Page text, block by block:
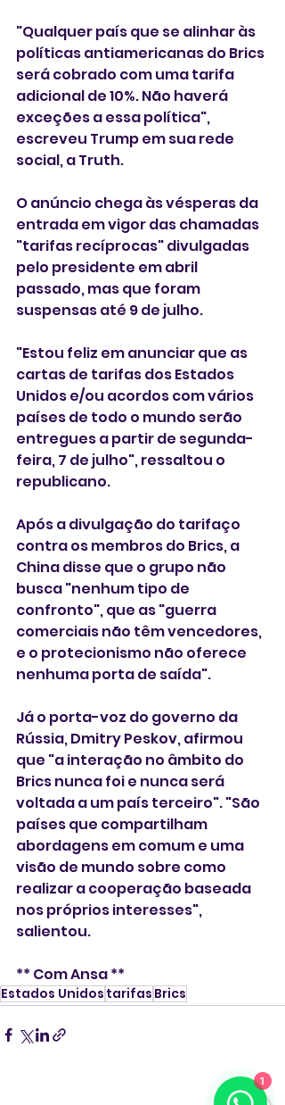
"Qualquer país que se alinhar às
políticas antiamericanas do Brics
será cobrado com uma tarifa
adicional de 10%. Não haverá
exceções a essa política",
escreveu Trump em sua rede
social, a Truth.
O anúncio chega às vésperas da
entrada em vigor das chamadas
"tarifas recíprocas" divulgadas
pelo presidente em abril
passado, mas que foram
suspensas até 9 de julho.
"Estou feliz em anunciar que as
cartas de tarifas dos Estados
Unidos e/ou acordos com vários
países de todo o mundo serão
entregues a partir de segunda-
feira, 7 de julho", ressaltou o
republicano.
Após a divulgação do tarifaço
contra os membros do Brics, a
China disse que o grupo não
busca "nenhum tipo de
confronto", que as "guerra
comerciais não têm vencedores,
e o protecionismo não oferece
nenhuma porta de saída".
Já o porta-voz do governo da
Rússia, Dmitry Peskov, afirmou
que "a interação no âmbito do
Brics nunca foi e nunca será
voltada a um país terceiro". "São
países que compartilham
abordagens em comum e uma
visão de mundo sobre como
realizar a cooperação baseada
nos próprios interesses",
salientou.
** Com Ansa **
Estados Unidos tarifas Brics
1